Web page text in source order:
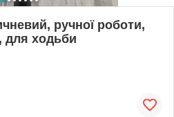
ручної роботи,
для ходьби